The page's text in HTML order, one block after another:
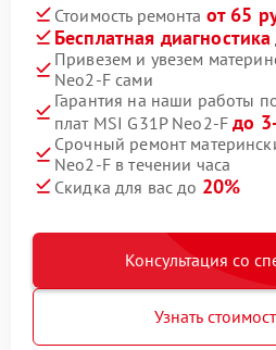
Стоимость ремонта от 65
Бесплатная диагностика
Привезем и увезем
Neo2-F сами
Гарантия на наши работы
плат MSI G31P Neo2-Fдо
Срочный ремонт
Neo2-F в течении часа
Скидка для вас до 20%
Консультация со
Узнать